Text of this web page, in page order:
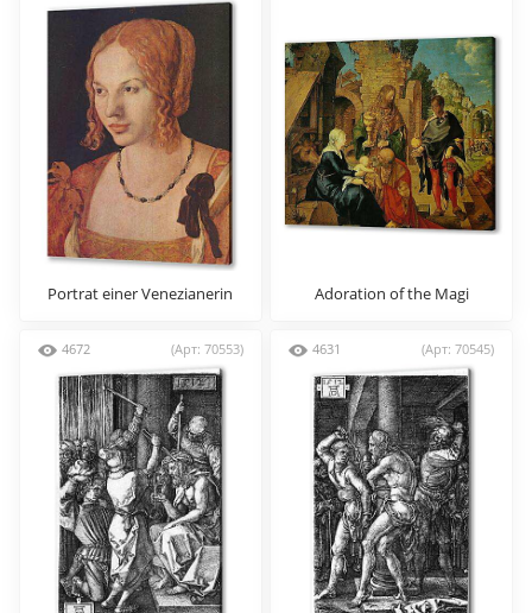
Portrat einer Venezianerin Adoration of the Magi
4672 (Арт: 70553) 4631 (Арт: 70545)